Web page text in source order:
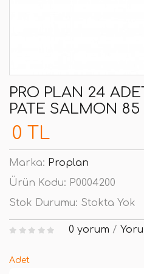
PRO PLAN 24
PATE SALMON 85
0 TL
Marka: Proplan
Ürün Kodu: P0004200
Stok Durumu: Stokta Yok
0 yorum /
Adet